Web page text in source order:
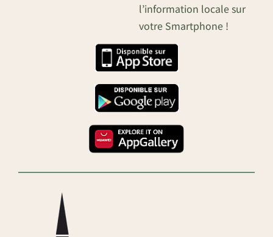
l’information locale sur
votre Smartphone !